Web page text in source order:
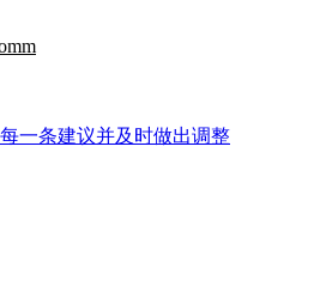
一条建议并及时做出调整